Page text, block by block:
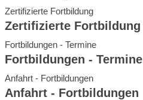
Zertifizierte Fortbildung
Zertifizierte Fortbildung
Fortbildungen - Termine
Fortbildungen - Termine
Anfahrt - Fortbildungen
Anfahrt - Fortbildungen